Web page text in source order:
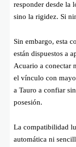
responder desde la
sino la rigidez. Si
Sin embargo, esta
están dispuestos a
Acuario a conectar
el vínculo con
a Tauro a confiar
posesión.
La compatibilidad
automática ni